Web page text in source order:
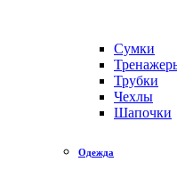
Сумки
Трубки
Чехлы
Шапочки
Одежда